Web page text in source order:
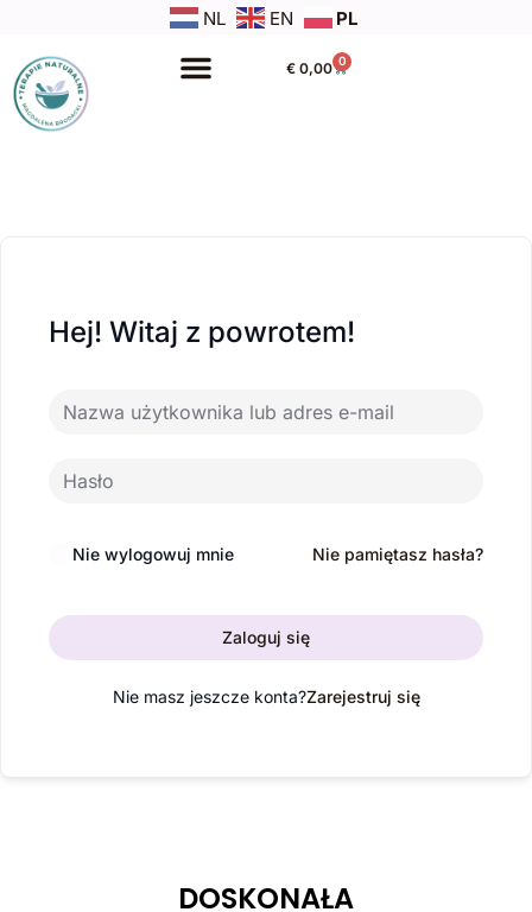
NL EN PL
€ 0,00 0
Hej! Witaj z powrotem!
Nie wylogowuj mnie Nie pamiętasz hasła?
Zaloguj się
Nie masz jeszcze konta?Zarejestruj się
DOSKONAŁA